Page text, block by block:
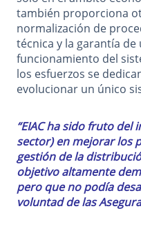
también proporciona
normalización de
técnica y la garantía
funcionamiento del
los esfuerzos se
evolucionar un único
“EIAC ha sido fruto
sector) en mejorar los
gestión de la
objetivo altamente
pero que no podía
voluntad de las